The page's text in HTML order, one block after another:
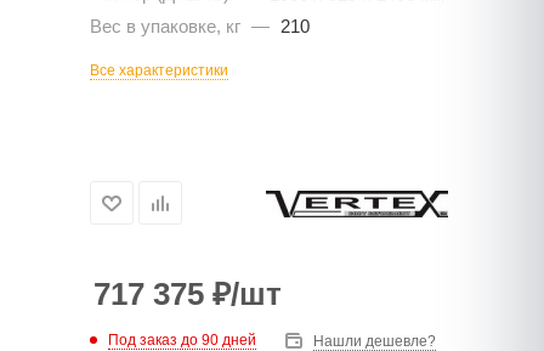
Вес в упаковке, кг — 210
Все характеристики
717 375 ₽/шт
Под заказ до 90 дней Нашли дешевле?